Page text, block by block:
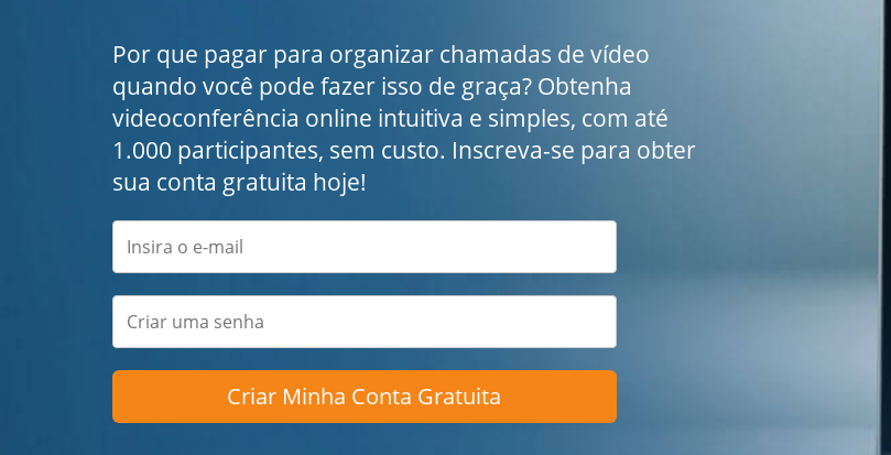
Por que pagar para organizar chamadas de vídeo
quando você pode fazer isso de graça? Obtenha
videoconferência online intuitiva e simples, com até
1.000 participantes, sem custo. Inscreva-se para obter
sua conta gratuita hoje!
Criar Minha Conta Gratuita